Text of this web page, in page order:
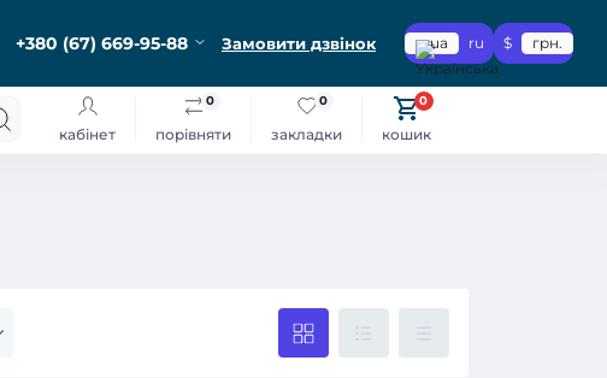
+380 (67) 669-95-88 Замовити дзвінок ua ru $ грн.
кабінет порівняти
0
закладки
0
кошик
0